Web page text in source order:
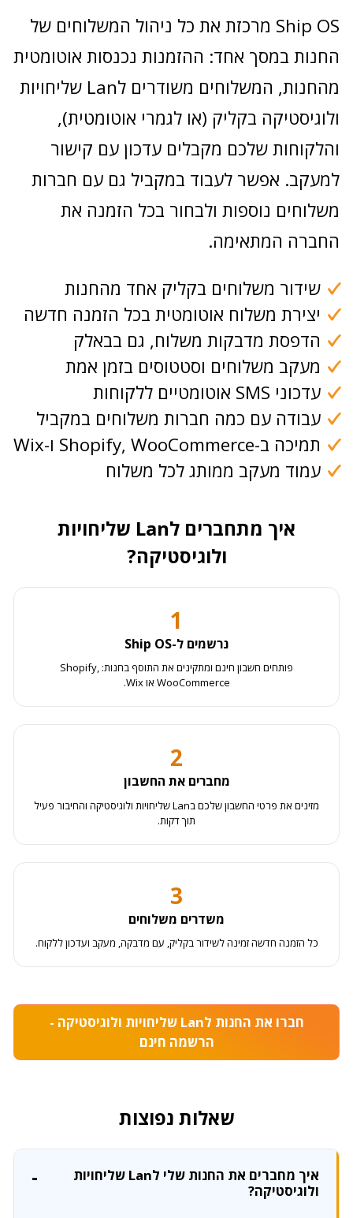
Ship OS מרכזת את כל ניהול המשלוחים של
החנות במסך אחד: ההזמנות נכנסות אוטומטית
מהחנות, המשלוחים משודרים לLan שליחויות
ולוגיסטיקה בקליק (או לגמרי אוטומטית),
והלקוחות שלכם מקבלים עדכון עם קישור
למעקב. אפשר לעבוד במקביל גם עם חברות
משלוחים נוספות ולבחור בכל הזמנה את
החברה המתאימה.
שידור משלוחים בקליק אחד מהחנות
יצירת משלוח אוטומטית בכל הזמנה חדשה
הדפסת מדבקות משלוח, גם בבאלק
מעקב משלוחים וסטטוסים בזמן אמת
עדכוני SMS אוטומטיים ללקוחות
עבודה עם כמה חברות משלוחים במקביל
תמיכה ב-Shopify, WooCommerce ו-Wix
עמוד מעקב ממותג לכל משלוח
איך מתחברים לLan שליחויות
ולוגיסטיקה?
1
נרשמים ל-Ship OS
פותחים חשבון חינם ומתקינים את התוסף בחנות: Shopify,
WooCommerce או Wix.
2
מחברים את החשבון
מזינים את פרטי החשבון שלכם בLan שליחויות ולוגיסטיקה והחיבור פעיל
תוך דקות.
3
משדרים משלוחים
כל הזמנה חדשה זמינה לשידור בקליק, עם מדבקה, מעקב ועדכון ללקוח.
חברו את החנות לLan שליחויות ולוגיסטיקה -
הרשמה חינם
שאלות נפוצות
איך מחברים את החנות שלי לLan שליחויות
ולוגיסטיקה?